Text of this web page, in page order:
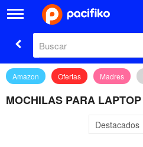
Amazon Ofertas Madres
MOCHILAS PARA LAPTOP